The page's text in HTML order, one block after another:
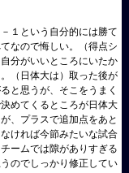
１という自分的には勝て
なので悔しい。（得点シ
分がいいところにいたか
（日体大は）取った後が
と思うが、そこをうまく
めてくるところが日体大
、プラスで追加点をあと
ければ今節みたいな試合
ームでは隙がありすぎる
のでしっかり修正してい